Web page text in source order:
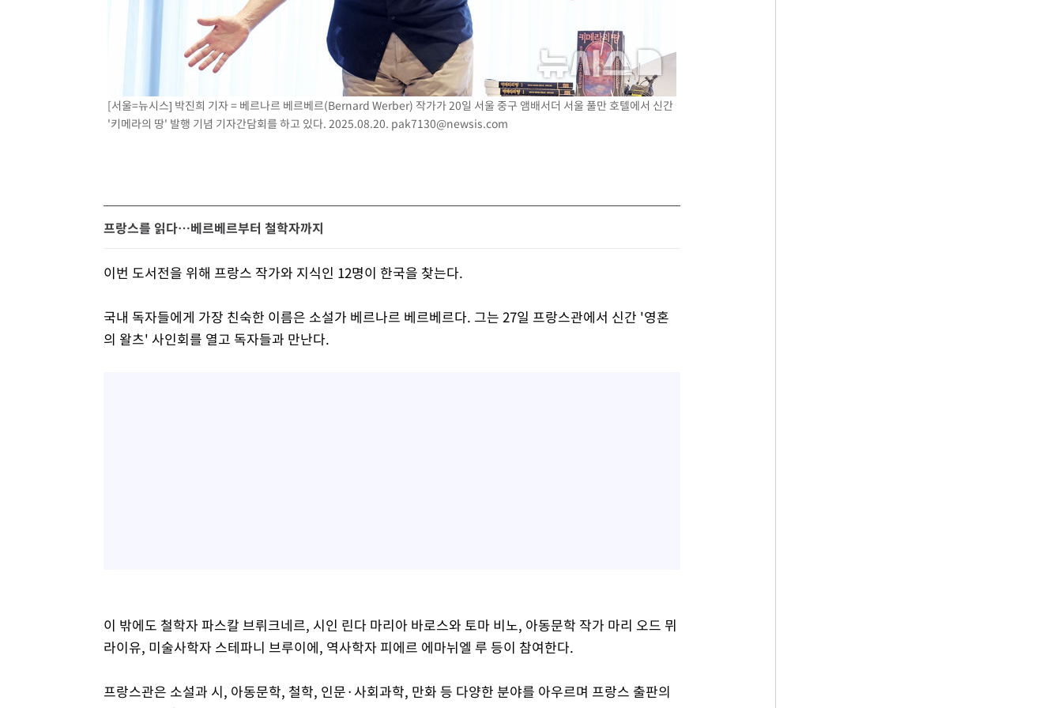
[서울=뉴시스] 박진희 기자 = 베르나르 베르베르(Bernard Werber) 작가가 20일 서울 중구 앰배서더 서울 풀만 호텔에서 신간
'키메라의 땅' 발행 기념 기자간담회를 하고 있다. 2025.08.20. pak7130@newsis.com
프랑스를 읽다…베르베르부터 철학자까지
이번 도서전을 위해 프랑스 작가와 지식인 12명이 한국을 찾는다.
국내 독자들에게 가장 친숙한 이름은 소설가 베르나르 베르베르다. 그는 27일 프랑스관에서 신간 '영혼
의 왈츠' 사인회를 열고 독자들과 만난다.
이 밖에도 철학자 파스칼 브뤼크네르, 시인 린다 마리아 바로스와 토마 비노, 아동문학 작가 마리 오드 뮈
라이유, 미술사학자 스테파니 브루이에, 역사학자 피에르 에마뉘엘 루 등이 참여한다.
프랑스관은 소설과 시, 아동문학, 철학, 인문·사회과학, 만화 등 다양한 분야를 아우르며 프랑스 출판의